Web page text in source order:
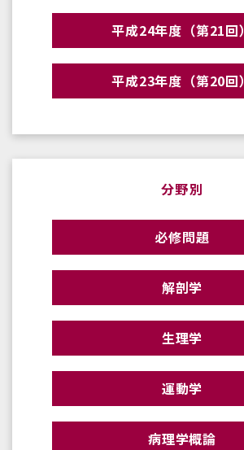
平成24年度（第21回）
平成23年度（第20回）
分野別
必修問題
解剖学
生理学
運動学
病理学概論